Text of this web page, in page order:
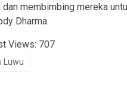
dan membimbing mereka
Dharma.
Views: 707
Luwu